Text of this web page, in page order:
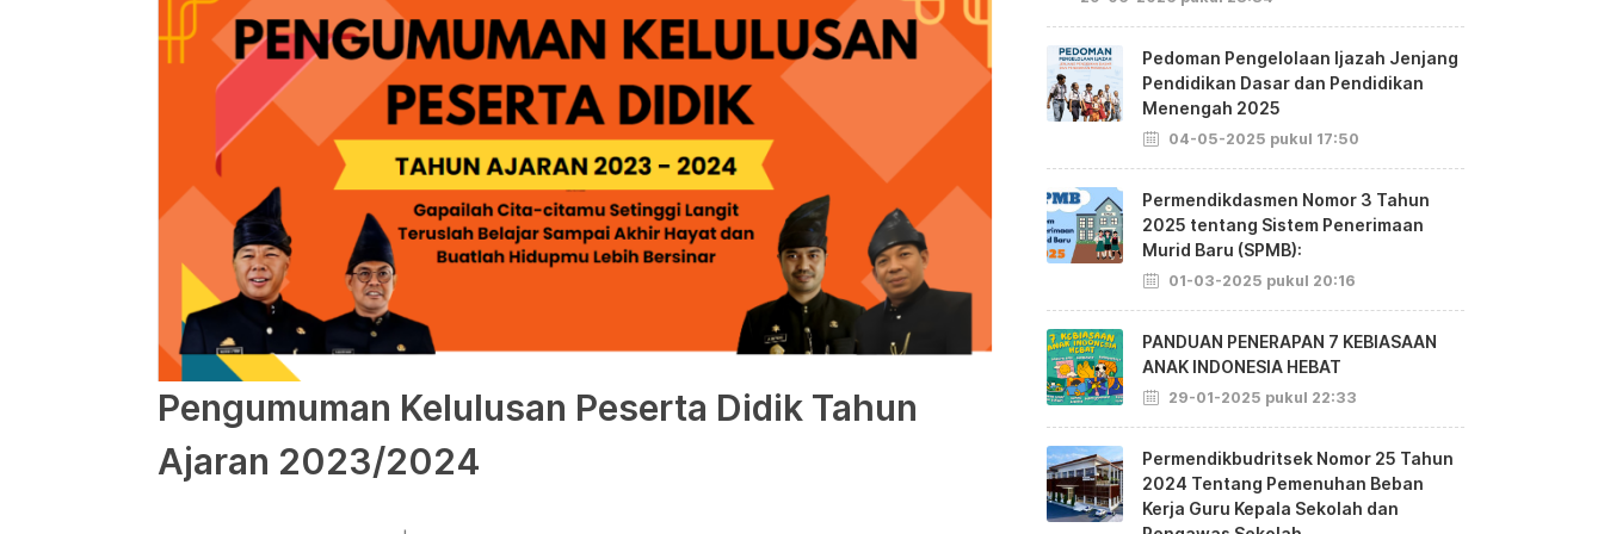
Pengumuman Kelulusan Peserta Didik Tahun
Ajaran 2023/2024
Pedoman Pengelolaan Ijazah Jenjang
Pendidikan Dasar dan Pendidikan
Menengah 2025
04-05-2025 pukul 17:50
Permendikdasmen Nomor 3 Tahun
2025 tentang Sistem Penerimaan
Murid Baru (SPMB):
01-03-2025 pukul 20:16
PANDUAN PENERAPAN 7 KEBIASAAN
ANAK INDONESIA HEBAT
29-01-2025 pukul 22:33
Permendikbudritsek Nomor 25 Tahun
2024 Tentang Pemenuhan Beban
Kerja Guru Kepala Sekolah dan